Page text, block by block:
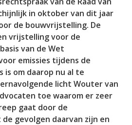
in oktober van dit jaar
de bouwvrijstelling. De
vrijstelling voor de
van de Wet
emissies tijdens de
is om daarop nu al te
licht Wouter van
toe waarom er zeer
gaat door de
gevolgen daarvan zijn en